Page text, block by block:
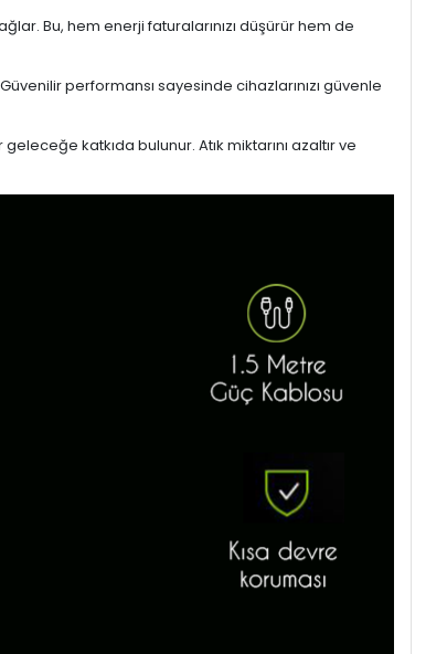
Bu, hem enerji faturalarınızı düşürür hem de
performansı sayesinde cihazlarınızı güvenle
katkıda bulunur. Atık miktarını azaltır ve